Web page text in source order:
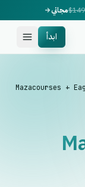
$149مجاني
ابدأ
Mazacourses +